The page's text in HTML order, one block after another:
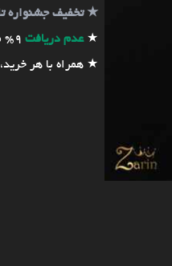
★تخفیف جشنواره
★عدم دریافت 9% مالیات بر ارزش افزوده (به مبلغ
★ همراه با هر